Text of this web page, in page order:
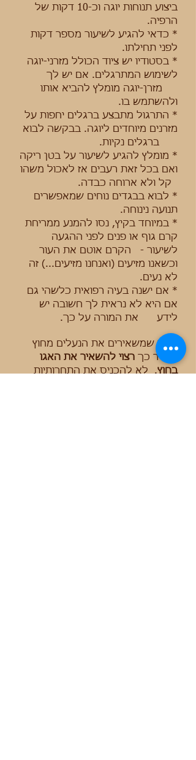
ביצוע תנוחות יוגה וכ-10 דקות של
הרפיה.
* כדאי להגיע לשיעור מספר דקות
לפני תחילתו.
* בסטודיו יש ציוד הכולל מזרני-יוגה
לשימוש המתרגלים. אם יש לך
מזרן-יוגה מומלץ להביא אותו
ולהשתמש בו.
* התרגול מתבצע ברגלים יחפות על
מזרנים מיוחדים ליוגה. בבקשה לבוא
ברגלים נקיות.
* מומלץ להגיע לשיעור על בטן ריקה
ואם בכל זאת רעבים אז לאכול משהו
קל ולא ארוחה כבדה.
* לבוא בבגדים נוחים שמאפשרים
תנועה נינוחה.
* במיוחד בקיץ, נסו להמנע ממריחת
קרם גוף או פנים לפני ההגעה
לשיעור - הקרם אוטם את העור
וכשאנו מזיעים (ואנחנו מזיעים...) זה
לא נעים.
* אם ישנה בעיה רפואית כלשהי גם
אם היא לא נראית לך חשובה יש
לידע את המורה על כך.
*כפי שמשאירים את הנעלים מחוץ
לחדר כך רצוי להשאיר את האגו
בחוץ. לא להכניס את התחרותיות